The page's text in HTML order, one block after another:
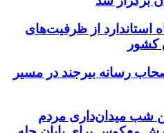
استاندارد از ظرفیت‌های
کشور
رسانه بیرجند در مسیر
شب میدان‌داری مردم